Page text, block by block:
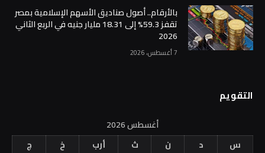
بالأرقام.. أصول صناديق الأسهم الإسلامية بمصر
تقفز 59.3% إلى 18.31 مليار جنيه في الربع الثاني
2026
7 أغسطس، 2026
التقويم
أغسطس 2026
س
د ن ث أرب خ
ج